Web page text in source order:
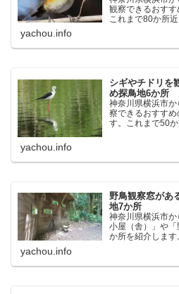
観察できるおすす
これまで80か所
じた場所です。
く、出現頻度が
観察公園：埼玉県
yachou.info
シギやチドリを
め探鳥地6か所
神奈川県横浜市
察できるおすす
す。これまで50
yachou.info
野鳥観察窓があ
地7か所
神奈川県横浜市
小屋（舎）」や
か所を紹介しま
す。実際に訪れ
湖にいる野鳥そ
中にあり、電車で
yachou.info